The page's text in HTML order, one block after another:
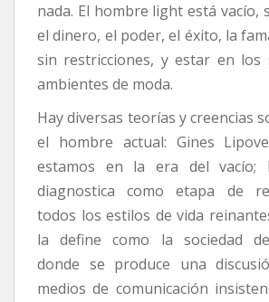
nada. El hombre light está vacío,
el dinero, el poder, el éxito, la
sin restricciones, y estar en
ambientes de moda.
Hay diversas teorías y creencias
el hombre actual: Gines
estamos en la era del vacío;
diagnostica como etapa de
todos los estilos de vida
la define como la sociedad
donde se produce una
medios de comunicación